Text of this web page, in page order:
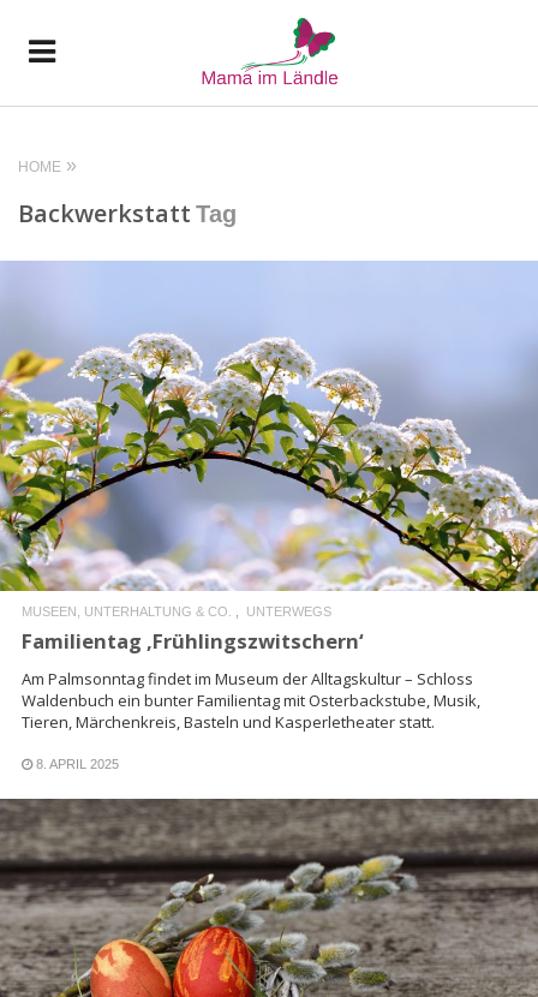
HOME
Backwerkstatt Tag
READ MORE
MUSEEN, UNTERHALTUNG & CO. UNTERWEGS
Familientag ‚Frühlingszwitschern‘
Am Palmsonntag findet im Museum der Alltagskultur – Schloss
Waldenbuch ein bunter Familientag mit Osterbackstube, Musik,
Tieren, Märchenkreis, Basteln und Kasperletheater statt.
8. APRIL 2025
READ MORE